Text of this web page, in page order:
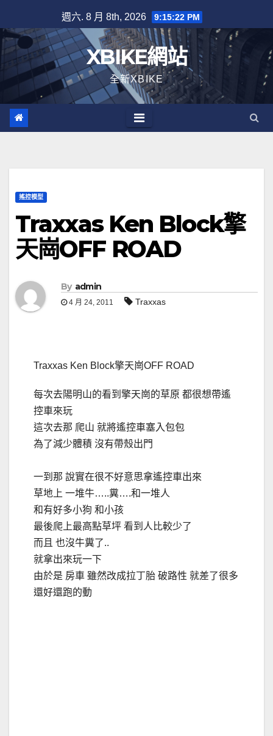
to
content
週六. 8 月 8th, 2026 9:15:23 PM
XBIKE網站
全新XBIKE
搖控模型
Traxxas Ken Block擎
天崗OFF ROAD
By admin
4 月 24, 2011 Traxxas
Traxxas Ken Block擎天崗OFF ROAD
每次去陽明山的看到擎天崗的草原 都很想帶遙
控車來玩
這次去那 爬山 就將遙控車塞入包包
為了減少體積 沒有帶殼出門
一到那 說實在很不好意思拿遙控車出來
草地上 一堆牛…..糞….和一堆人
和有好多小狗 和小孩
最後爬上最高點草坪 看到人比較少了
而且 也沒牛糞了..
就拿出來玩一下
由於是 房車 雖然改成拉丁胎 破路性 就差了很多
還好還跑的動